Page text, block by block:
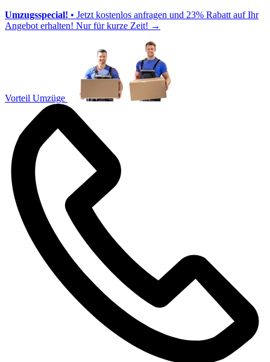
Umzugsspecial! • Jetzt kostenlos anfragen und 23% Rabatt auf Ihr
Angebot erhalten! Nur für kurze Zeit! →
Vorteil Umzüge